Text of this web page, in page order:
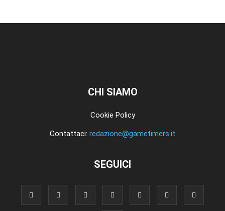
CHI SIAMO
Cookie Policy
Contattaci: redazione@gametimers.it
SEGUICI